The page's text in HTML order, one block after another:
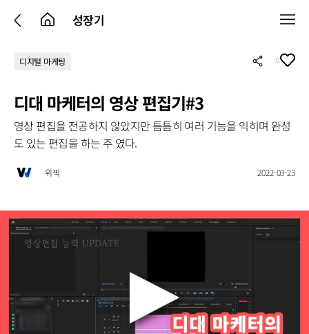
성장기
디지털 마케팅 0
디대 마케터의 영상 편집기#3
영상 편집을 전공하지 않았지만 틈틈히 여러 기능을 익히며 완성
도 있는 편집을 하는 주 였다.
위픽 2022-03-23